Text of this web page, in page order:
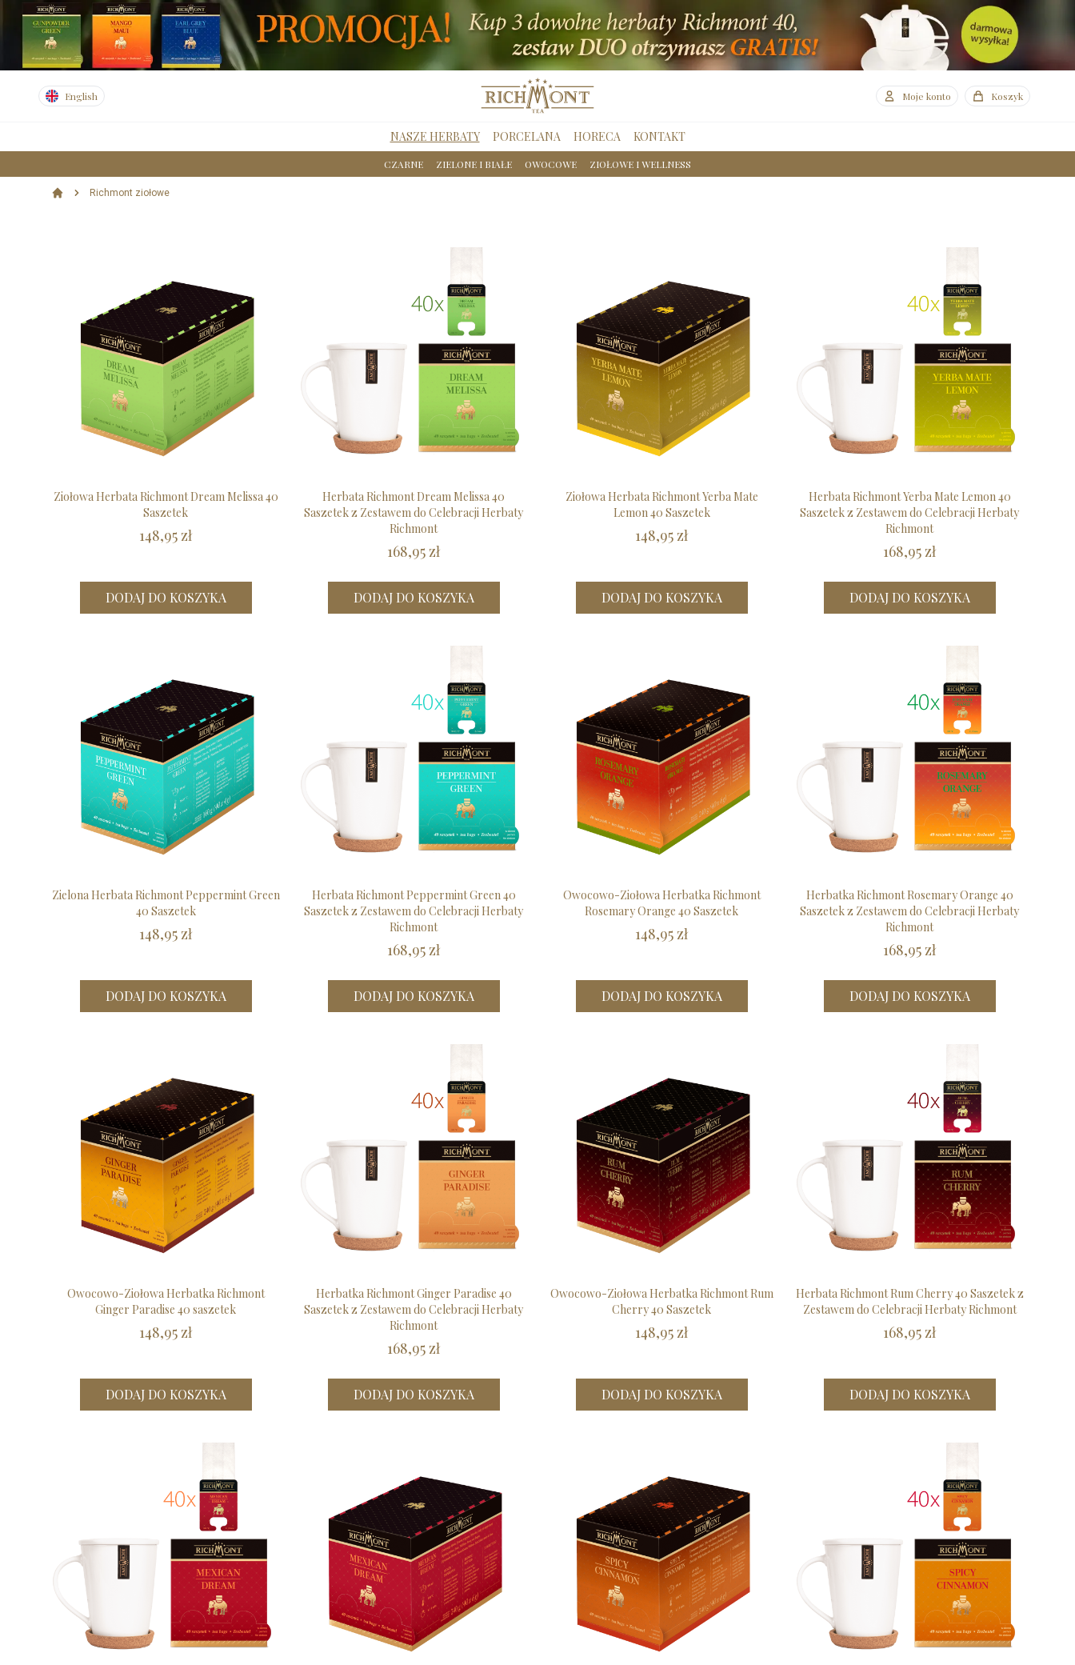
English Moje konto Koszyk
NASZE HERBATY PORCELANA HORECA KONTAKT
CZARNE ZIELONE I BIAŁE OWOCOWE ZIOŁOWE I WELLNESS
Richmont ziołowe
Ziołowa Herbata Richmont Dream Melissa 40
Saszetek
148,95 zł
DODAJ DO KOSZYKA
Herbata Richmont Dream Melissa 40
Saszetek z Zestawem do Celebracji Herbaty
Richmont
168,95 zł
DODAJ DO KOSZYKA
Ziołowa Herbata Richmont Yerba Mate
Lemon 40 Saszetek
148,95 zł
DODAJ DO KOSZYKA
Herbata Richmont Yerba Mate Lemon 40
Saszetek z Zestawem do Celebracji Herbaty
Richmont
168,95 zł
DODAJ DO KOSZYKA
Zielona Herbata Richmont Peppermint Green
40 Saszetek
148,95 zł
DODAJ DO KOSZYKA
Herbata Richmont Peppermint Green 40
Saszetek z Zestawem do Celebracji Herbaty
Richmont
168,95 zł
DODAJ DO KOSZYKA
Owocowo-Ziołowa Herbatka Richmont
Rosemary Orange 40 Saszetek
148,95 zł
DODAJ DO KOSZYKA
Herbatka Richmont Rosemary Orange 40
Saszetek z Zestawem do Celebracji Herbaty
Richmont
168,95 zł
DODAJ DO KOSZYKA
Owocowo-Ziołowa Herbatka Richmont
Ginger Paradise 40 saszetek
148,95 zł
DODAJ DO KOSZYKA
Herbatka Richmont Ginger Paradise 40
Saszetek z Zestawem do Celebracji Herbaty
Richmont
168,95 zł
DODAJ DO KOSZYKA
Owocowo-Ziołowa Herbatka Richmont Rum
Cherry 40 Saszetek
148,95 zł
DODAJ DO KOSZYKA
Herbata Richmont Rum Cherry 40 Saszetek z
Zestawem do Celebracji Herbaty Richmont
168,95 zł
DODAJ DO KOSZYKA